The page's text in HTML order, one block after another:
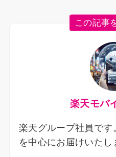
この記事
楽天モバ
楽天グループ社員で
を中心にお届けいたし